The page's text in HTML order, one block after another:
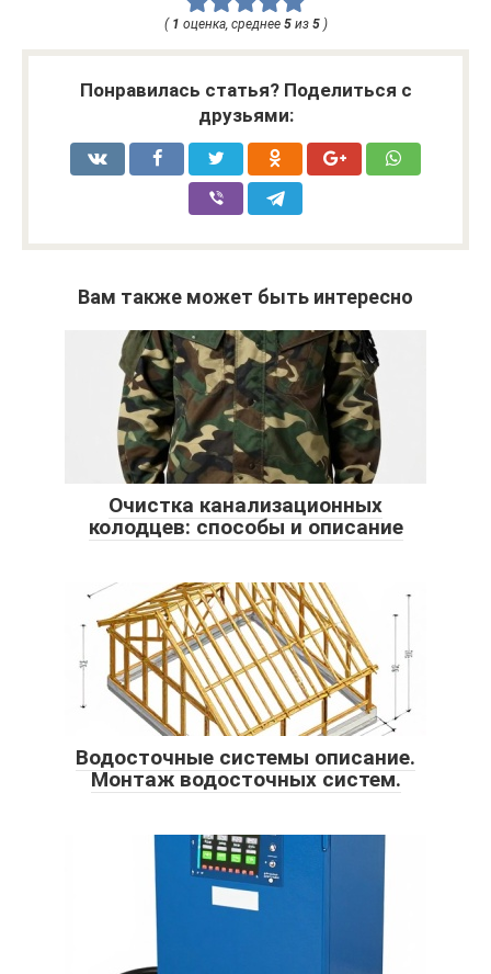
( 1 оценка, среднее 5из 5)
Понравилась статья? Поделиться с
друзьями:
Вам также может быть интересно
Очистка канализационных
колодцев: способы и описание
Водосточные системы описание.
Монтаж водосточных систем.